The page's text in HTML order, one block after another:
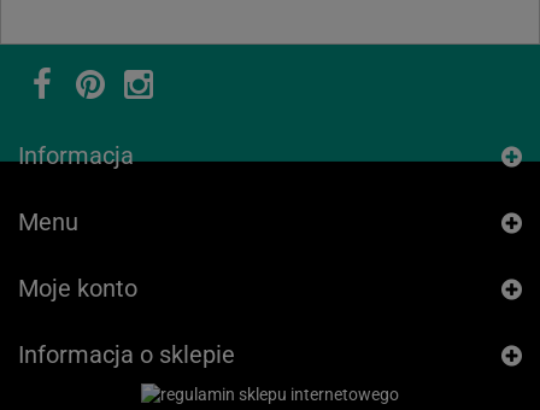
Informacja
Menu
Moje konto
Informacja o sklepie